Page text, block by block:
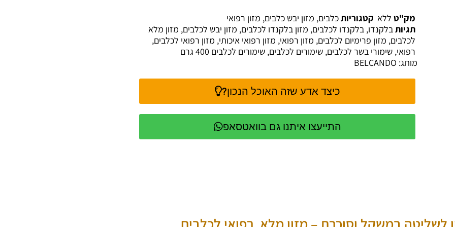
מק"ט ללא קטגוריותכלבים, מזון יבש כלבים, מזון רפואי
תגיותבלקנדו, בלקנדו לכלבים, מזון בלקנדו לכלבים, מזון יבש לכלבים, מזון מלא
לכלבים, מזון פרימיום לכלבים, מזון רפואי, מזון רפואי איכותי, מזון רפואי לכלבים,
רפואי, שימורי בשר לכלבים, שימורים לכלבים, שימורים לכלבים 400 גרם
מותג: BELCANDO
כיצד אדע שזה האוכל הנכון?
התייעצו איתנו גם בוואטסאפ